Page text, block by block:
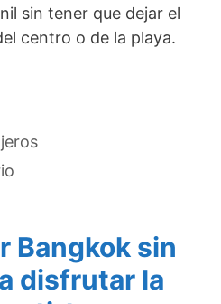
sin tener que dejar el
centro o de la playa.
Bangkok sin
disfrutar la